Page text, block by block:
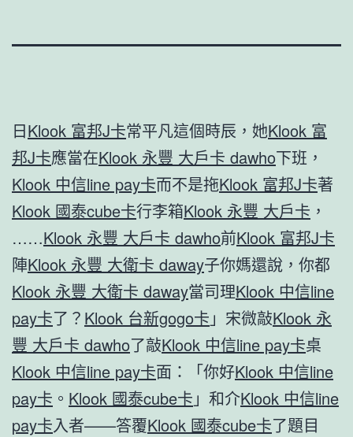
日Klook 富邦J卡常平凡這個時辰，她Klook 富
邦J卡應當在Klook 永豐 大戶卡 dawho下班，
Klook 中信line pay卡而不是拖Klook 富邦J卡著
Klook 國泰cube卡行李箱Klook 永豐 大戶卡 ，
……Klook 永豐 大戶卡 dawho前Klook 富邦J卡
陣Klook 永豐 大衛卡 daway子你媽還說，你都
Klook 永豐 大衛卡 daway當司理Klook 中信line
pay卡了？ Klook 台新gogo卡 」宋微敲Klook 永
豐 大戶卡 dawho了敲Klook 中信line pay卡桌
Klook 中信line pay卡面：「你好Klook 中信line
pay卡 。 Klook 國泰cube卡 」和介Klook 中信line
pay卡入者——答覆Klook 國泰cube卡了題目